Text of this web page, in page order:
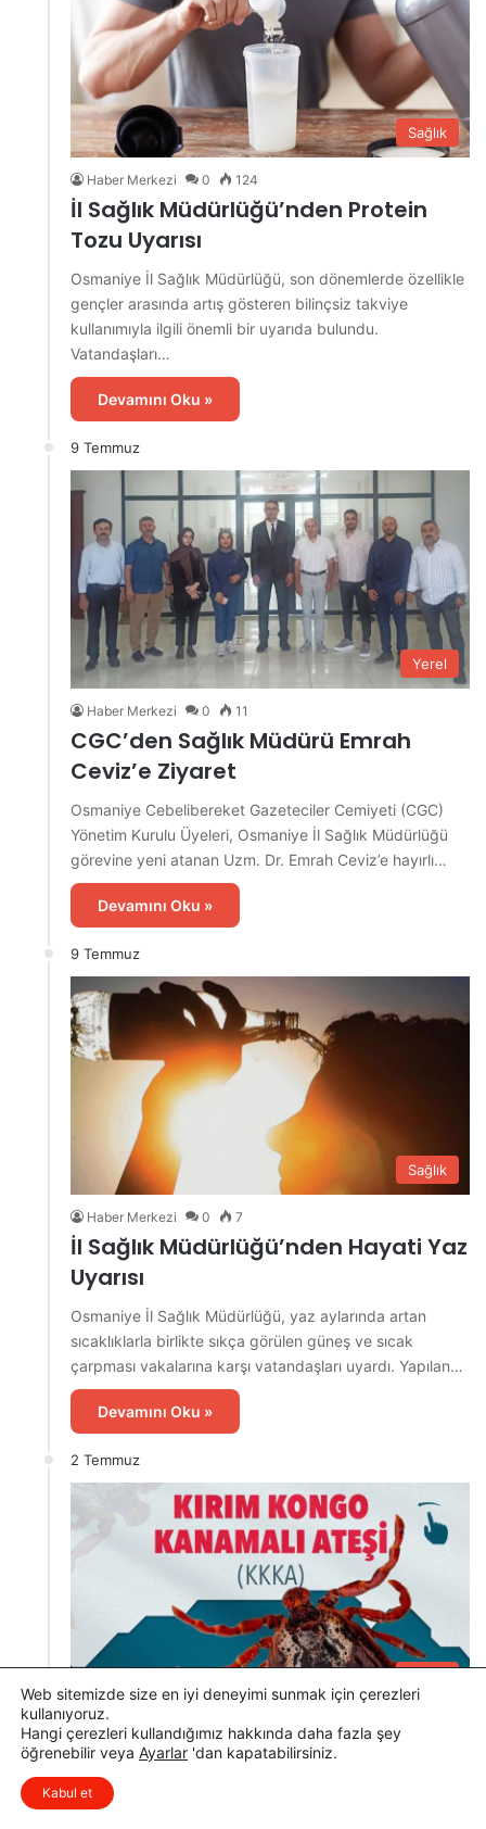
Sağlık
Haber Merkezi 0 124
İl Sağlık Müdürlüğü’nden Protein
Tozu Uyarısı
Osmaniye İl Sağlık Müdürlüğü, son dönemlerde özellikle
gençler arasında artış gösteren bilinçsiz takviye
kullanımıyla ilgili önemli bir uyarıda bulundu.
Vatandaşları…
Devamını Oku »
9 Temmuz
Yerel
Haber Merkezi 0 11
CGC’den Sağlık Müdürü Emrah
Ceviz’e Ziyaret
Osmaniye Cebelibereket Gazeteciler Cemiyeti (CGC)
Yönetim Kurulu Üyeleri, Osmaniye İl Sağlık Müdürlüğü
görevine yeni atanan Uzm. Dr. Emrah Ceviz’e hayırlı…
Devamını Oku »
9 Temmuz
Sağlık
Haber Merkezi 0 7
İl Sağlık Müdürlüğü’nden Hayati Yaz
Uyarısı
Osmaniye İl Sağlık Müdürlüğü, yaz aylarında artan
sıcaklıklarla birlikte sıkça görülen güneş ve sıcak
çarpması vakalarına karşı vatandaşları uyardı. Yapılan…
Devamını Oku »
2 Temmuz
Haber Merkezi 63
Osmaniye’den Kene Uyarısı:
KKKA’ya Dikkat!
Web sitemizde size en iyi deneyimi sunmak için çerezleri
kullanıyoruz.
Hangi çerezleri kullandığımız hakkında daha fazla şey
öğrenebilir veya Ayarlar 'dan kapatabilirsiniz.
Kabul et